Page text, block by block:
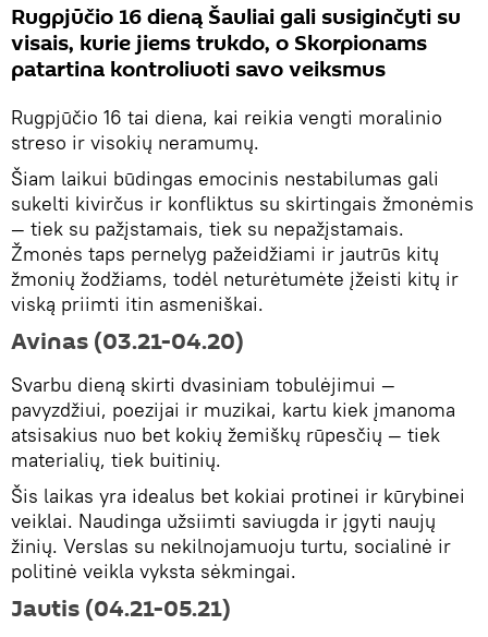
Rugpjūčio 16 dieną Šauliai gali susiginčyti su
visais, kurie jiems trukdo, o Skorpionams
patartina kontroliuoti savo veiksmus
Rugpjūčio 16 tai diena, kai reikia vengti moralinio
streso ir visokių neramumų.
Šiam laikui būdingas emocinis nestabilumas gali
sukelti kivirčus ir konfliktus su skirtingais žmonėmis
— tiek su pažįstamais, tiek su nepažįstamais.
Žmonės taps pernelyg pažeidžiami ir jautrūs kitų
žmonių žodžiams, todėl neturėtumėte įžeisti kitų ir
viską priimti itin asmeniškai.
Avinas (03.21-04.20)
Svarbu dieną skirti dvasiniam tobulėjimui —
pavyzdžiui, poezijai ir muzikai, kartu kiek įmanoma
atsisakius nuo bet kokių žemiškų rūpesčių — tiek
materialių, tiek buitinių.
Šis laikas yra idealus bet kokiai protinei ir kūrybinei
veiklai. Naudinga užsiimti saviugda ir įgyti naujų
žinių. Verslas su nekilnojamuoju turtu, socialinė ir
politinė veikla vyksta sėkmingai.
Jautis (04.21-05.21)